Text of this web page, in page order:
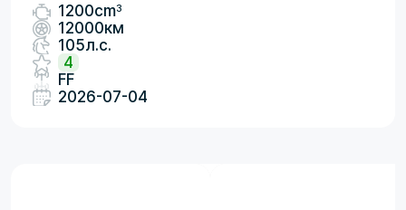
1200cm3
12000км
105л.с.
4
FF
2026-07-04